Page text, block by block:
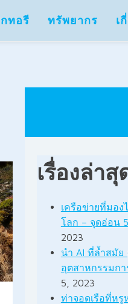
ทอรี ทรัพยากร เ
เรื่องล่าสุ
เครือข่ายที่มอง
โลก – จุดอ่อน
2023
นำ AI ที่ล้ำสมั
อุตสาหกรรมกา
5, 2023
ท่าจอดเรือที่หรู